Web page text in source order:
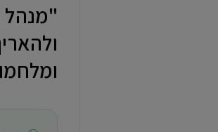
"מנהל